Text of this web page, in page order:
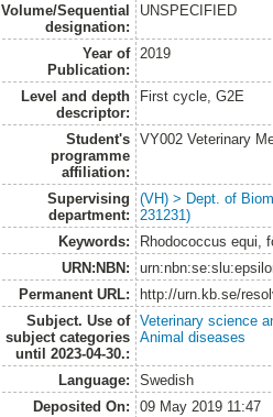
Volume/Sequential
designation:
UNSPECIFIED
Year of
Publication:
2019
Level and depth
descriptor:
First cycle, G2E
Student's
programme
affiliation:
VY002 Veterinary
Supervising
department:
(VH) > Dept. of
231231)
Keywords:
Rhodococcus equi,
URN:NBN:
Permanent URL:
http://urn.kb.se/
Subject. Use of
subject categories
until 2023-04-30.:
Veterinary science
Animal diseases
Language:
Swedish
Deposited On:
09 May 2019 11:47